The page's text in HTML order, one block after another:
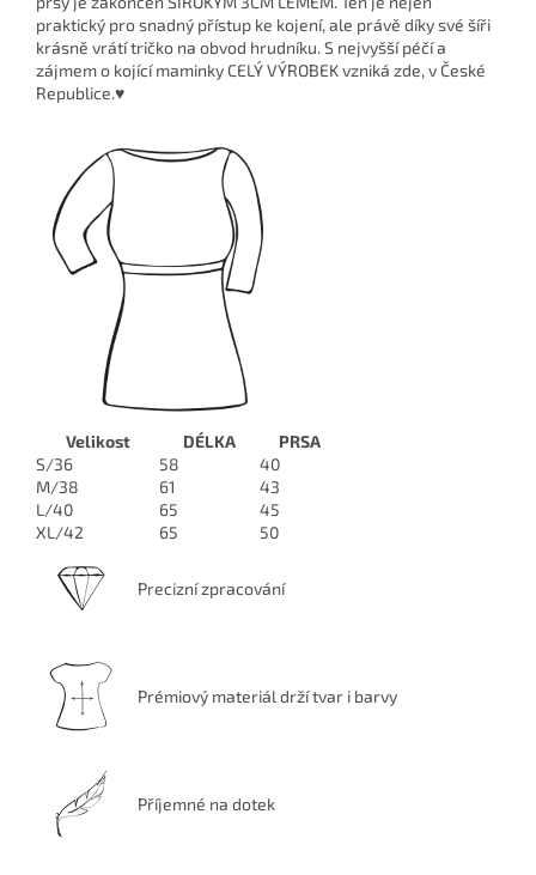
praktický pro snadný přístup ke kojení, ale právě díky své šíři
krásně vrátí tričko na obvod hrudníku. S nejvyšší péčí a
zájmem o kojící maminky CELÝ VÝROBEK vzniká zde, v České
Republice.♥
Velikost DÉLKA
PRSA
S/36
58
40
M/38
61
43
L/40
65
45
XL/42
65 50
Precizní zpracování
Prémiový materiál drží tvar i barvy
Příjemné na dotek